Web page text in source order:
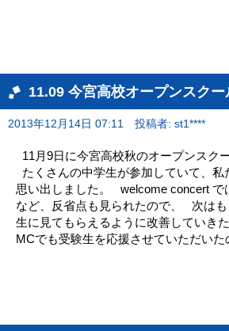
11.09 今宮高校オープンスクー
2013年12月14日 07:11 投稿者: st1****
11月9日に今宮高校秋のオープンスク
たくさんの中学生が参加していて、私
思い出しました。 welcome concert で
など、反省点も見られたので、 次は
生に見てもらえるように改善していき
MCでも受験生を応援させていただいた